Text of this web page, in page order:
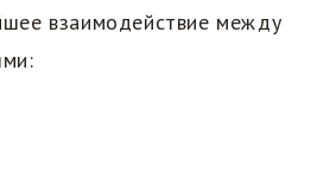
взаимодействие между